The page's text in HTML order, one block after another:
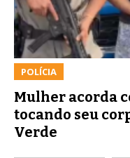
POLÍCIA
Mulher acorda
tocando seu
Verde